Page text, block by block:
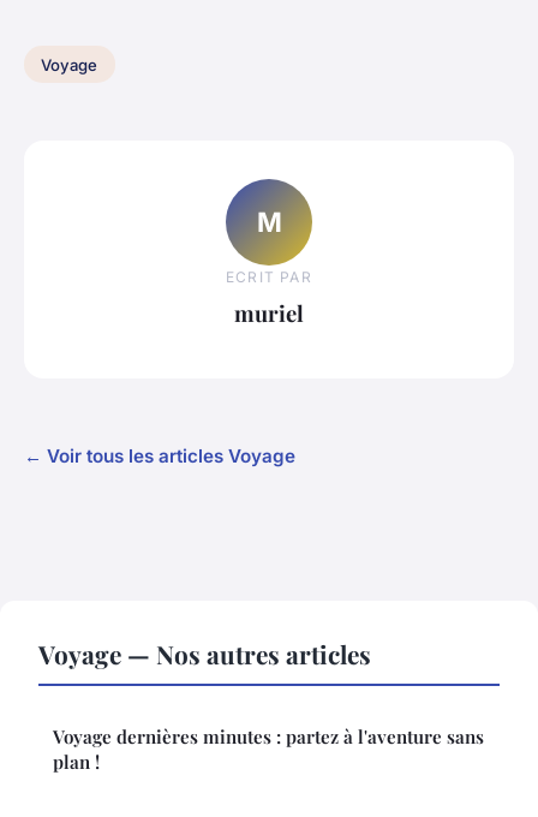
Voyage
M
ECRIT PAR
muriel
← Voir tous les articles Voyage
Voyage — Nos autres articles
Voyage dernières minutes : partez à l'aventure sans
plan !